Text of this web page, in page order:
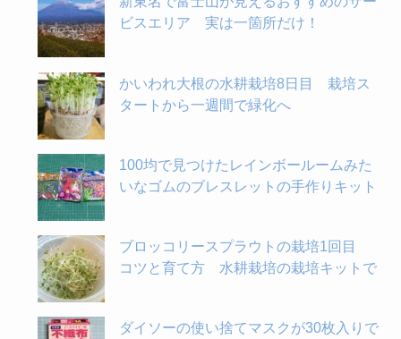
ビスエリア 実は一箇所だけ！
かいわれ大根の水耕栽培8日目 栽培ス
タートから一週間で緑化へ
100均で見つけたレインボールームみた
いなゴムのブレスレットの手作りキット
ブロッコリースプラウトの栽培1回目
コツと育て方 水耕栽培の栽培キットで
ダイソーの使い捨てマスクが30枚入りで